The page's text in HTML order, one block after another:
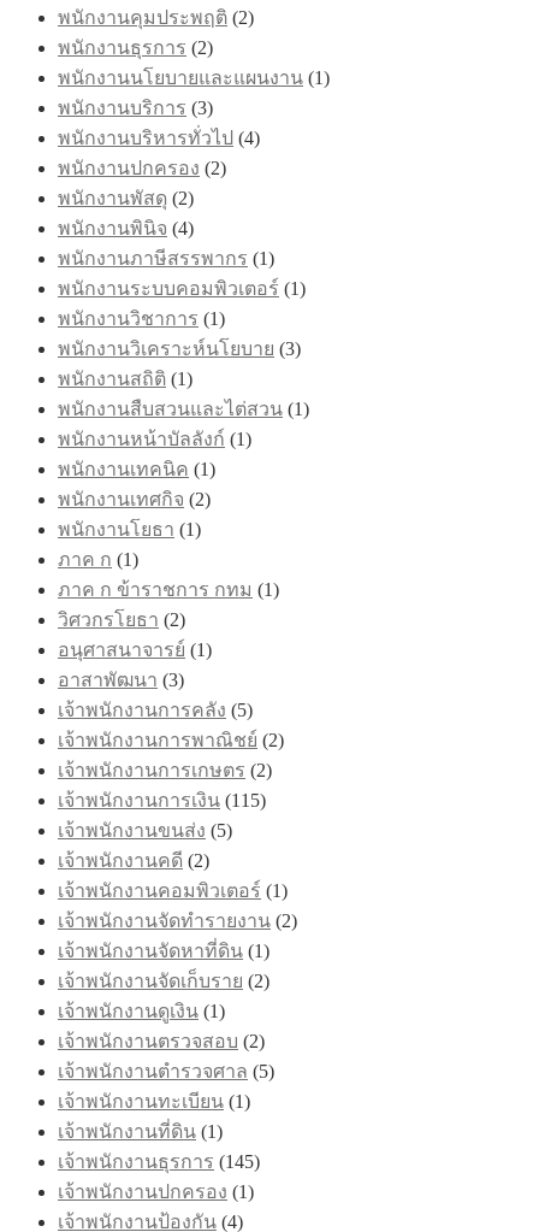
พนักงานคุมประพฤติ (2)
พนักงานธุรการ (2)
พนักงานนโยบายและแผนงาน (1)
พนักงานบริการ (3)
พนักงานบริหารทั่วไป (4)
พนักงานปกครอง (2)
พนักงานพัสดุ (2)
พนักงานพินิจ (4)
พนักงานภาษีสรรพากร (1)
พนักงานระบบคอมพิวเตอร์ (1)
พนักงานวิชาการ (1)
พนักงานวิเคราะห์นโยบาย (3)
พนักงานสถิติ (1)
พนักงานสืบสวนและไต่สวน (1)
พนักงานหน้าบัลลังก์ (1)
พนักงานเทคนิค (1)
พนักงานเทศกิจ (2)
พนักงานโยธา (1)
ภาค ก (1)
ภาค ก ข้าราชการ กทม (1)
วิศวกรโยธา (2)
อนุศาสนาจารย์ (1)
อาสาพัฒนา (3)
เจ้าพนักงานการคลัง (5)
เจ้าพนักงานการพาณิชย์ (2)
เจ้าพนักงานการเกษตร (2)
เจ้าพนักงานการเงิน (115)
เจ้าพนักงานขนส่ง (5)
เจ้าพนักงานคดี (2)
เจ้าพนักงานคอมพิวเตอร์ (1)
เจ้าพนักงานจัดทำรายงาน (2)
เจ้าพนักงานจัดหาที่ดิน (1)
เจ้าพนักงานจัดเก็บราย (2)
เจ้าพนักงานดูเงิน (1)
เจ้าพนักงานตรวจสอบ (2)
เจ้าพนักงานตำรวจศาล (5)
เจ้าพนักงานทะเบียน (1)
เจ้าพนักงานที่ดิน (1)
เจ้าพนักงานธุรการ (145)
เจ้าพนักงานปกครอง (1)
เจ้าพนักงานป้องกัน (4)